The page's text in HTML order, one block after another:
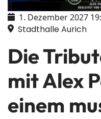
1. Dezember 2027
Stadthalle Aurich
Die
mit Alex
einem